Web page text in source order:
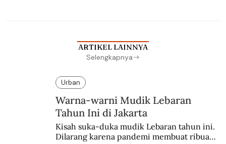
ARTIKEL LAINNYA
Selengkapnya
Urban
Warna-warni Mudik Lebaran
Tahun Ini di Jakarta
Kisah suka-duka mudik Lebaran tahun ini.
Dilarang karena pandemi membuat ribuan